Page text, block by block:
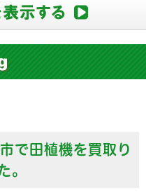
で田植機を買取り
。